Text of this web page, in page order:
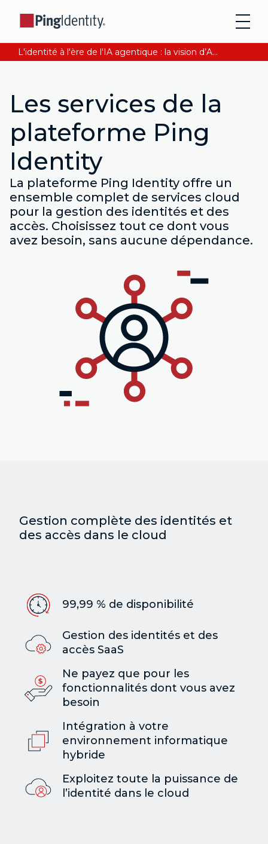
L'identité à l'ère de l'IA agentique : la vision d’Andre Durand sur la confiance numérique
Les services de la
plateforme Ping
Identity
La plateforme Ping Identity offre un
ensemble complet de services cloud
pour la gestion des identités et des
accès. Choisissez tout ce dont vous
avez besoin, sans aucune dépendance.
Gestion complète des identités et
des accès dans le cloud
99,99 % de disponibilité
Gestion des identités et des
accès SaaS
Ne payez que pour les
fonctionnalités dont vous avez
besoin
Intégration à votre
environnement informatique
hybride
Exploitez toute la puissance de
l’identité dans le cloud